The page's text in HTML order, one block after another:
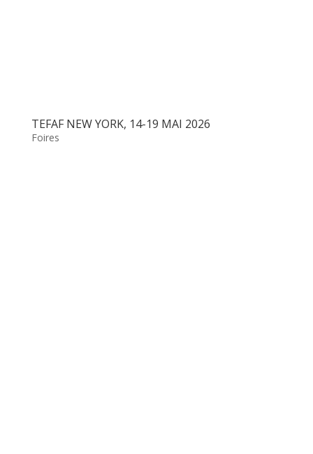
TEFAF NEW YORK, 14-19 MAI 2026
Foires